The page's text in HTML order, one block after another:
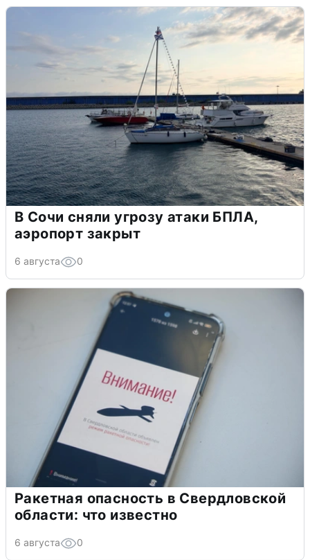
В Сочи сняли угрозу атаки БПЛА,
аэропорт закрыт
6 августа 0
Ракетная опасность в Свердловской
области: что известно
6 августа 0